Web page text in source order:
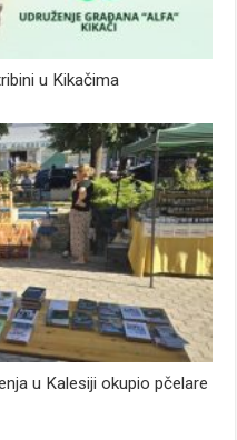
u Kikačima
u Kalesiji okupio pčelare